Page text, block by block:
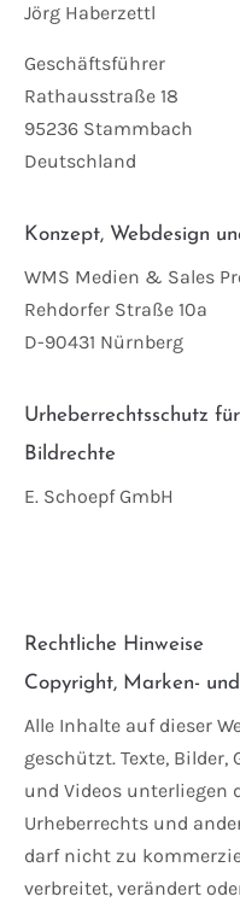
Jörg Haberzettl
Geschäftsführer
Rathausstraße 18
95236 Stammbach
Deutschland
Konzept, Webdesign
WMS Medien & Sales
Rehdorfer Straße 10a
D-90431 Nürnberg
Urheberrechtsschutz
Bildrechte
E. Schoepf GmbH
Rechtliche Hinweise
Copyright, Marken-
Alle Inhalte auf dieser
geschützt. Texte,
und Videos unterliegen
Urheberrechts und
darf nicht zu
verbreitet, verändert